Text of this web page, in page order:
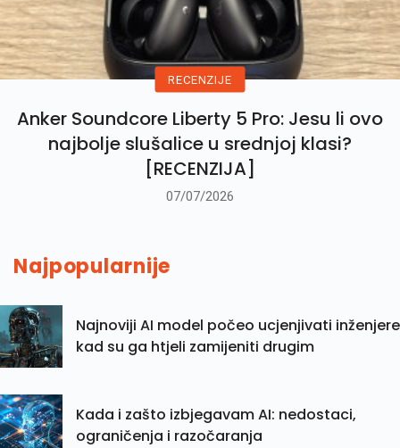
RECENZIJE
Anker Soundcore Liberty 5 Pro: Jesu li ovo
najbolje slušalice u srednjoj klasi?
[RECENZIJA]
07/07/2026
Najpopularnije
Najnoviji AI model počeo ucjenjivati inženjere
kad su ga htjeli zamijeniti drugim
Kada i zašto izbjegavam AI: nedostaci,
ograničenja i razočaranja